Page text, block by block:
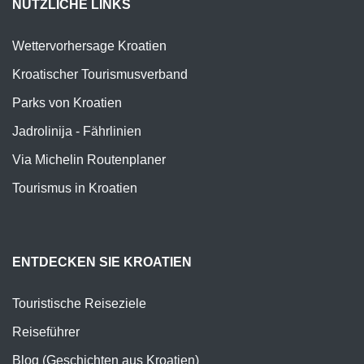
NÜTZLICHE LINKS
Wettervorhersage Kroatien
Kroatischer Tourismusverband
Parks von Kroatien
Jadrolinija - Fährlinien
Via Michelin Routenplaner
Tourismus in Kroatien
ENTDECKEN SIE KROATIEN
Touristische Reiseziele
Reiseführer
Blog (Geschichten aus Kroatien)